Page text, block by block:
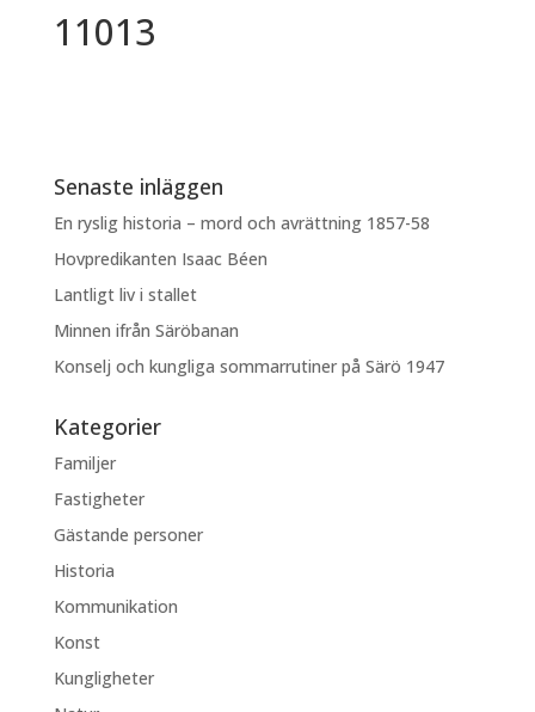
11013
Senaste inläggen
En ryslig historia – mord och avrättning 1857-58
Hovpredikanten Isaac Béen
Lantligt liv i stallet
Minnen ifrån Säröbanan
Konselj och kungliga sommarrutiner på Särö 1947
Kategorier
Familjer
Fastigheter
Gästande personer
Historia
Kommunikation
Konst
Kungligheter